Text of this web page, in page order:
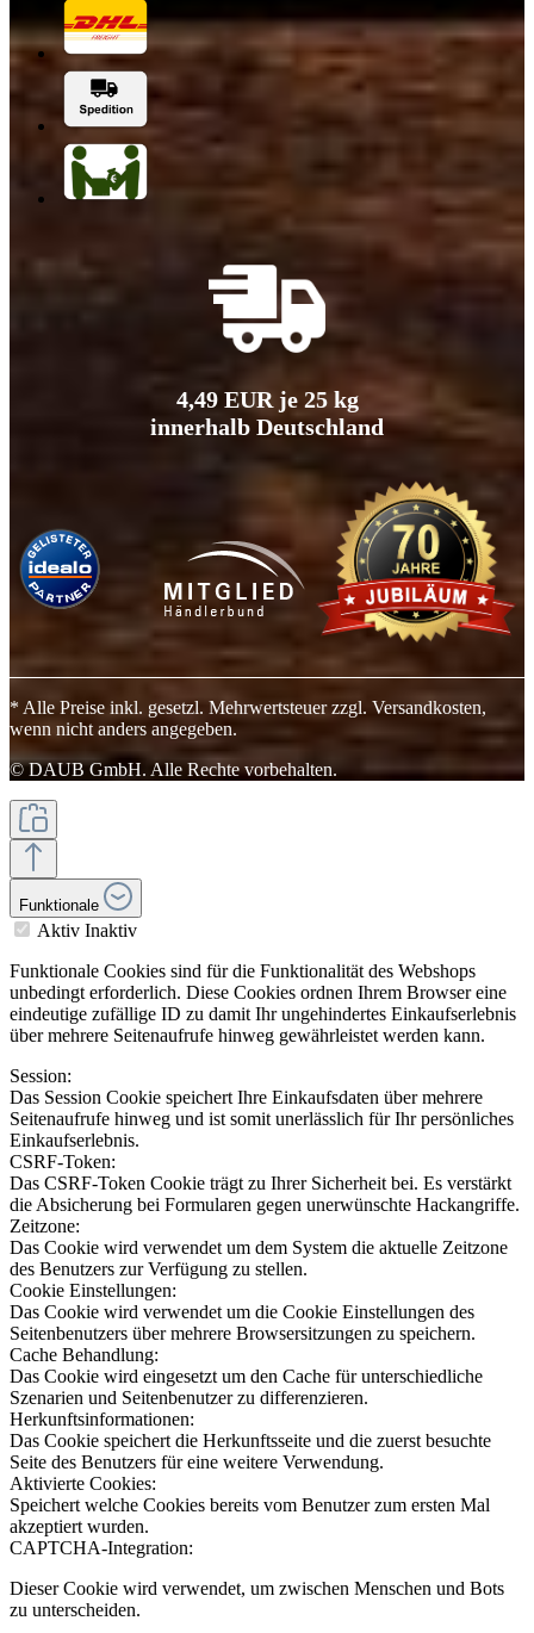
4,49 EUR je 25 kg
innerhalb Deutschland
* Alle Preise inkl. gesetzl. Mehrwertsteuer zzgl. Versandkosten,
wenn nicht anders angegeben.
© DAUB GmbH. Alle Rechte vorbehalten.
Funktionale
Aktiv Inaktiv
Funktionale Cookies sind für die Funktionalität des Webshops
unbedingt erforderlich. Diese Cookies ordnen Ihrem Browser eine
eindeutige zufällige ID zu damit Ihr ungehindertes Einkaufserlebnis
über mehrere Seitenaufrufe hinweg gewährleistet werden kann.
Session:
Das Session Cookie speichert Ihre Einkaufsdaten über mehrere
Seitenaufrufe hinweg und ist somit unerlässlich für Ihr persönliches
Einkaufserlebnis.
CSRF-Token:
Das CSRF-Token Cookie trägt zu Ihrer Sicherheit bei. Es verstärkt
die Absicherung bei Formularen gegen unerwünschte Hackangriffe.
Zeitzone:
Das Cookie wird verwendet um dem System die aktuelle Zeitzone
des Benutzers zur Verfügung zu stellen.
Cookie Einstellungen:
Das Cookie wird verwendet um die Cookie Einstellungen des
Seitenbenutzers über mehrere Browsersitzungen zu speichern.
Cache Behandlung:
Das Cookie wird eingesetzt um den Cache für unterschiedliche
Szenarien und Seitenbenutzer zu differenzieren.
Herkunftsinformationen:
Das Cookie speichert die Herkunftsseite und die zuerst besuchte
Seite des Benutzers für eine weitere Verwendung.
Aktivierte Cookies:
Speichert welche Cookies bereits vom Benutzer zum ersten Mal
akzeptiert wurden.
CAPTCHA-Integration:
Dieser Cookie wird verwendet, um zwischen Menschen und Bots
zu unterscheiden.